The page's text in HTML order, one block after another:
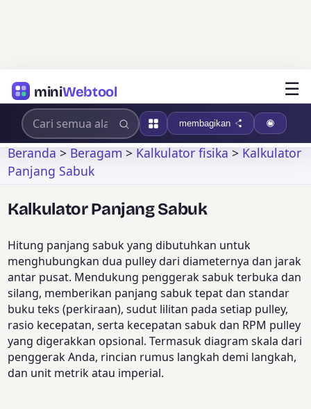
miniWebtool ☰
membagikan
Beranda>Beragam>Kalkulator fisika>Kalkulator
Panjang Sabuk
Kalkulator Panjang Sabuk
Hitung panjang sabuk yang dibutuhkan untuk
menghubungkan dua pulley dari diameternya dan jarak
antar pusat. Mendukung penggerak sabuk terbuka dan
silang, memberikan panjang sabuk tepat dan standar
buku teks (perkiraan), sudut lilitan pada setiap pulley,
rasio kecepatan, serta kecepatan sabuk dan RPM pulley
yang digerakkan opsional. Termasuk diagram skala dari
penggerak Anda, rincian rumus langkah demi langkah,
dan unit metrik atau imperial.